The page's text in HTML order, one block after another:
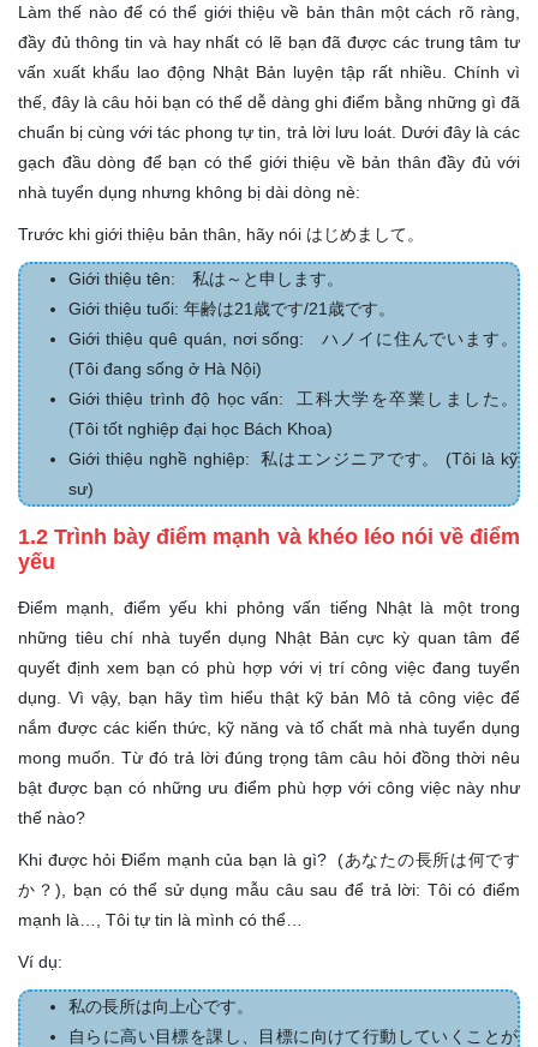
Làm thế nào để có thể giới thiệu về bản thân một cách rõ ràng,
đầy đủ thông tin và hay nhất có lẽ bạn đã được các trung tâm tư
vấn xuất khẩu lao động Nhật Bản luyện tập rất nhiều. Chính vì
thế, đây là câu hỏi bạn có thể dễ dàng ghi điểm bằng những gì đã
chuẩn bị cùng với tác phong tự tin, trả lời lưu loát. Dưới đây là các
gạch đầu dòng để bạn có thể giới thiệu về bản thân đầy đủ với
nhà tuyển dụng nhưng không bị dài dòng nè:
Trước khi giới thiệu bản thân, hãy nói はじめまして。
Giới thiệu tên: 私は～と申します。
Giới thiệu tuổi: 年齢は21歳です/21歳です。
Giới thiệu quê quán, nơi sống: ハノイに住んでいます。
(Tôi đang sống ở Hà Nội)
Giới thiệu trình độ học vấn: 工科大学を卒業しました。
(Tôi tốt nghiệp đại học Bách Khoa)
Giới thiệu nghề nghiệp: 私はエンジニアです。 (Tôi là kỹ
sư)
1.2 Trình bày điểm mạnh và khéo léo nói về điểm
yếu
Điểm mạnh, điểm yếu khi phỏng vấn tiếng Nhật là một trong
những tiêu chí nhà tuyển dụng Nhật Bản cực kỳ quan tâm để
quyết định xem bạn có phù hợp với vị trí công việc đang tuyển
dụng. Vì vậy, bạn hãy tìm hiểu thật kỹ bản Mô tả công việc để
nắm được các kiến thức, kỹ năng và tố chất mà nhà tuyển dụng
mong muốn. Từ đó trả lời đúng trọng tâm câu hỏi đồng thời nêu
bật được bạn có những ưu điểm phù hợp với công việc này như
thế nào?
Khi được hỏi Điểm mạnh của bạn là gì? (あなたの長所は何です
か？), bạn có thể sử dụng mẫu câu sau để trả lời: Tôi có điểm
mạnh là…, Tôi tự tin là mình có thể…
Ví dụ:
私の長所は向上心です。
自らに高い目標を課し、目標に向けて行動していくことが